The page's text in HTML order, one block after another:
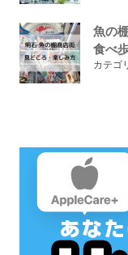
魚の
食べ
カテゴ